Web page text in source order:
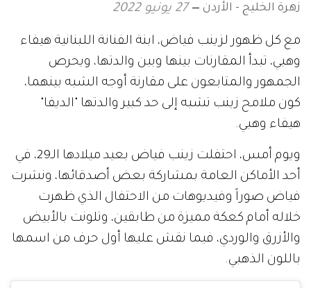
زهرة الخليج - الأردن 27 يونيو 2022
مع كل ظهور لزينب فياض، ابنة الفنانة اللبنانية هيفاء
وهبي، تبدأ المقارنات بينها وبين والدتها، ويحرص
الجمهور والمتابعون على مقارنة أوجه الشبه بينهما،
كون ملامح زينب تشبه إلى حد كبير والدتها "الديفا"
هيفاء وهبي.
ويوم أمس، احتفلت زينب فياض بعيد ميلادها الـ29، في
أحد الأماكن العامة بمشاركة بعض أصدقائها، ونشرت
فياض صوراً وفيديوهات من الاحتفال الذي ظهرت
خلاله أمام كعكة مميزة من طابقين، وتلونت بالأبيض
والأزرق والوردي، فيما نقش عليها أول حرف من اسمها
باللون الذهبي.